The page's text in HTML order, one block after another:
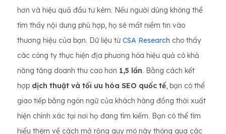
hơn và hiệu quả đầu tư kém. Nếu người dùng không thể
tìm thấy nội dung phù hợp, họ sẽ mất niềm tin vào
thương hiệu của bạn. Dữ liệu từCSA Research cho thấy
các công ty thực hiện địa phương hóa hiệu quả có khả
năng tăng doanh thu cao hơn 1,5 lần. Bằng cách kết
hợp dịch thuật và tối ưu hóa SEO quốc tế, bạn có thể
giao tiếp bằng ngôn ngữ của khách hàng đồng thời xuất
hiện chính xác tại nơi họ đang tìm kiếm. Bạn có thể tìm
hiểu thêm về cách mở rộng quy mô này thông qua các